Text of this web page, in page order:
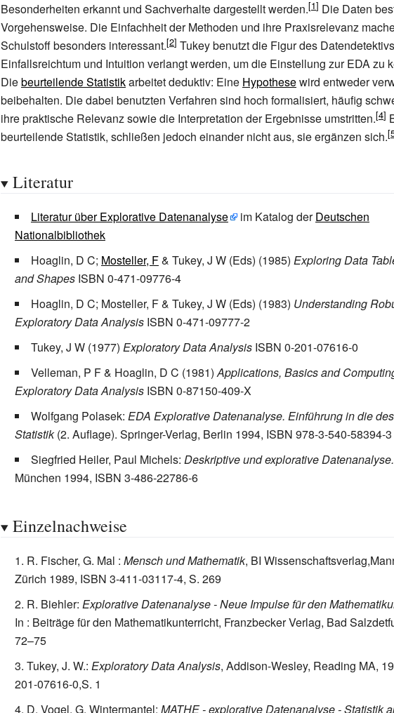
Besonderheiten erkannt und Sachverhalte dargestellt werden.
Die Daten
Vorgehensweise. Die Einfachheit der Methoden und ihre Praxisrelevanz
Schulstoff besonders interessant.
Tukey benutzt die Figur des Datendetektivs
Einfallsreichtum und Intuition verlangt werden, um die Einstellung zur EDA zu
Diebeurteilende Statistikarbeitet deduktiv: Eine Hypothesewird entweder
beibehalten. Die dabei benutzten Verfahren sind hoch formalisiert, häufig
ihre praktische Relevanz sowie die Interpretation der Ergebnisse umstritten.
beurteilende Statistik, schließen jedoch einander nicht aus, sie ergänzen sich.
Literatur
Literatur über Explorative Datenanalyse im Katalog derDeutschen
Nationalbibliothek
Hoaglin, D C; Mosteller, F& Tukey, J W (Eds) (1985) Exploring Data
and Shapes ISBN 0-471-09776-4
Hoaglin, D C; Mosteller, F & Tukey, J W (Eds) (1983) Understanding
Exploratory Data Analysis ISBN 0-471-09777-2
Tukey, J W (1977) Exploratory Data Analysis ISBN 0-201-07616-0
Velleman, P F & Hoaglin, D C (1981)Applications, Basics and
Exploratory Data Analysis ISBN 0-87150-409-X
Wolfgang Polasek: EDA Explorative Datenanalyse. Einführung in die
Statistik(2. Auflage). Springer-Verlag, Berlin 1994, ISBN 978-3-540-58394-3
Siegfried Heiler, Paul Michels: Deskriptive und explorative Datenanalyse.
München 1994, ISBN 3-486-22786-6
Einzelnachweise
R. Fischer, G. Mal : Mensch und Mathematik, BI
Zürich 1989, ISBN 3-411-03117-4, S. 269
R. Biehler: Explorative Datenanalyse - Neue Impulse für den
In : Beiträge für den Mathematikunterricht, Franzbecker Verlag, Bad
72–75
Tukey, J. W.: Exploratory Data Analysis, Addison-Wesley, Reading MA,
201-07616-0,S. 1
D. Vogel, G. Wintermantel: MATHE - explorative Datenanalyse - Statistik